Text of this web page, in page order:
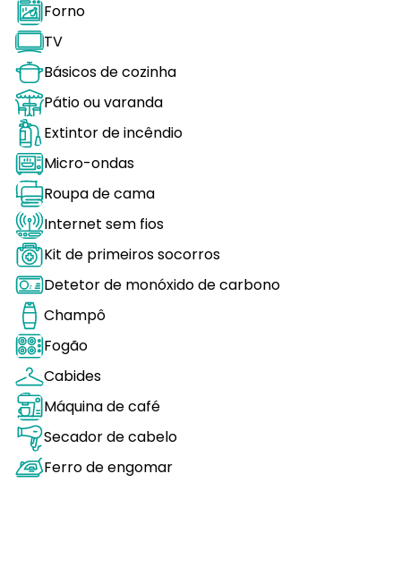
Forno
TV
Básicos de cozinha
Pátio ou varanda
Extintor de incêndio
Micro-ondas
Roupa de cama
Internet sem fios
Kit de primeiros socorros
Detetor de monóxido de carbono
Champô
Fogão
Cabides
Máquina de café
Secador de cabelo
Ferro de engomar